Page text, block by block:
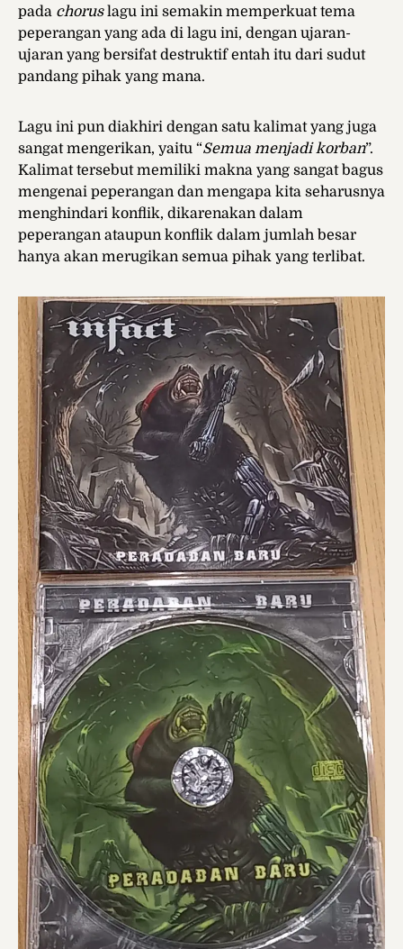
pada choruslagu ini semakin memperkuat tema
peperangan yang ada di lagu ini, dengan ujaran-
ujaran yang bersifat destruktif entah itu dari sudut
pandang pihak yang mana.
Lagu ini pun diakhiri dengan satu kalimat yang juga
sangat mengerikan, yaitu “Semua menjadi korban”.
Kalimat tersebut memiliki makna yang sangat bagus
mengenai peperangan dan mengapa kita seharusnya
menghindari konflik, dikarenakan dalam
peperangan ataupun konflik dalam jumlah besar
hanya akan merugikan semua pihak yang terlibat.